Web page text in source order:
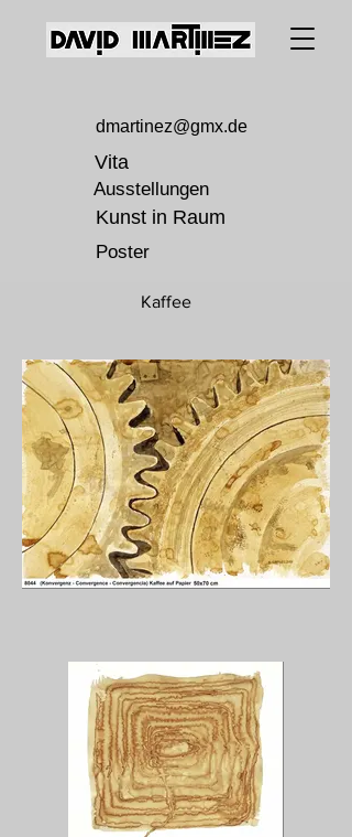
dmartinez@gmx.de
Kunst in Raum
Vita
Ausstellungen
Poster
Kaffee